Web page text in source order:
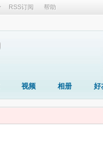
RSS订阅 帮助
视频 相册 好